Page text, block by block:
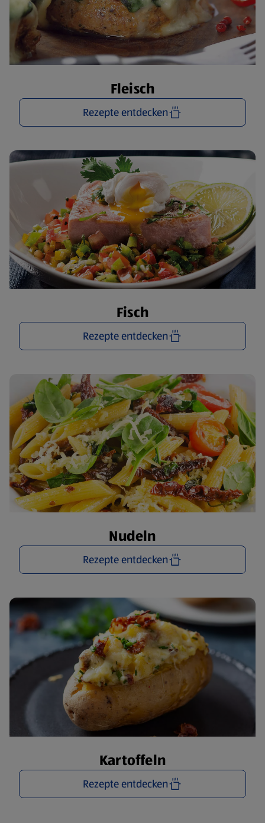
Fleisch
Rezepte entdecken
Fisch
Rezepte entdecken
Nudeln
Rezepte entdecken
Kartoffeln
Rezepte entdecken